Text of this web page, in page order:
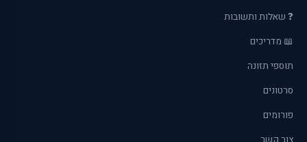
❓ שאלות ותשובות
📖 מדריכים
תוספי תזונה
סרטונים
פורומים